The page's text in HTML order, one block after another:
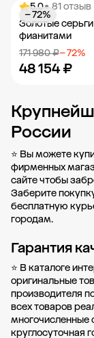
Добавить
5.0• 81 отзыв
Золотые
фианитами
171 980 ₽− 72%
48 154 ₽
− 72%
Добавить
России
⭐ Вы можете
фирменных
сайте чтобы
Заберите
бесплатную
городам.
Гарантия
⭐ В каталоге
оригинальные
производителя
всех товаров
многочисленные
круглосуточная